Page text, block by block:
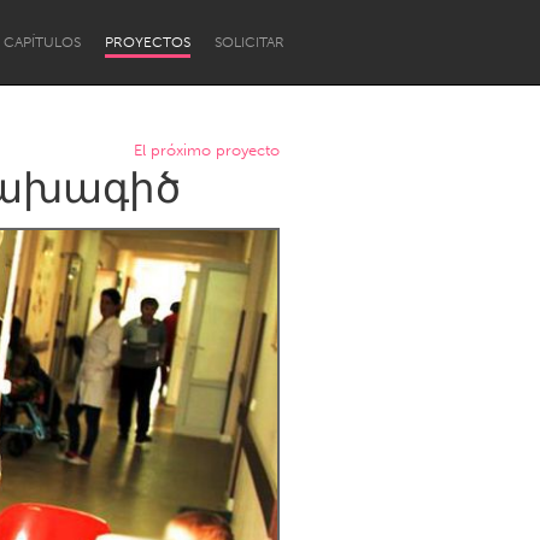
CAPÍTULOS PROYECTOS SOLICITAR
Newcastle
El próximo proyecto